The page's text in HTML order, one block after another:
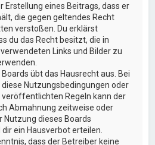
Erstellung eines Beitrags, dass er
die gegen geltendes Recht
verstoßen. Du erklärst
du das Recht besitzt, die in
Links und Bilder zu
übt das Hausrecht aus. Bei
Nutzungsbedingungen oder
Regeln kann der
Abmahnung zeitweise oder
Nutzung dieses Boards
ein Hausverbot erteilen.
dass der Betreiber keine